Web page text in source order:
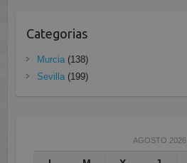
Categorias
Murcia(138)
Sevilla(199)
AGOSTO 2026